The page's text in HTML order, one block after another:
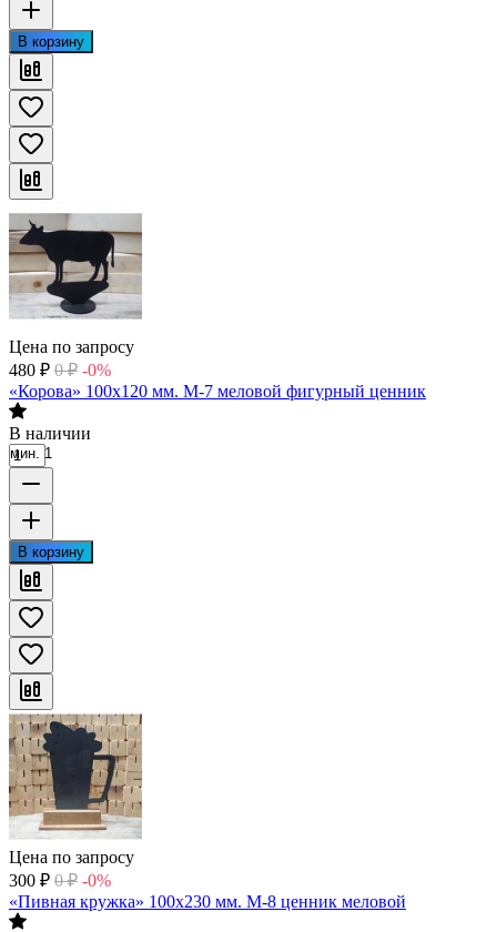
В корзину
Цена по запросу
480 ₽ 0 ₽ -0%
«Корова» 100х120 мм. М-7 меловой фигурный ценник
В наличии
мин. 1
В корзину
Цена по запросу
300 ₽ 0 ₽ -0%
«Пивная кружка» 100х230 мм. М-8 ценник меловой